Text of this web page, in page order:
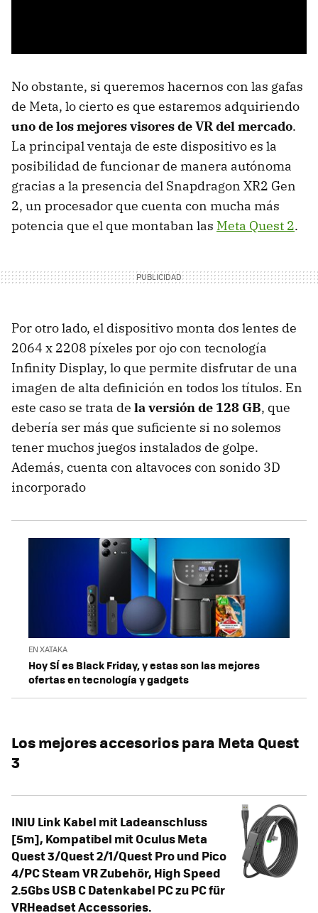
No obstante, si queremos hacernos con las gafas
de Meta, lo cierto es que estaremos adquiriendo
uno de los mejores visores de VR del mercado.
La principal ventaja de este dispositivo es la
posibilidad de funcionar de manera autónoma
gracias a la presencia del Snapdragon XR2 Gen
2, un procesador que cuenta con mucha más
potencia que el que montaban las Meta Quest 2.
Por otro lado, el dispositivo monta dos lentes de
2064 x 2208 píxeles por ojo con tecnología
Infinity Display, lo que permite disfrutar de una
imagen de alta definición en todos los títulos. En
este caso se trata de la versión de 128 GB, que
debería ser más que suficiente si no solemos
tener muchos juegos instalados de golpe.
Además, cuenta con altavoces con sonido 3D
incorporado
EN XATAKA
Hoy SÍ es Black Friday, y estas son las mejores
ofertas en tecnología y gadgets
Los mejores accesorios para Meta Quest
3
INIU Link Kabel mit Ladeanschluss
[5m], Kompatibel mit Oculus Meta
Quest 3/Quest 2/1/Quest Pro und Pico
4/PC Steam VR Zubehör, High Speed
2.5Gbs USB C Datenkabel PC zu PC für
VRHeadset Accessories.